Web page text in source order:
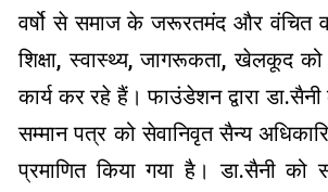
वर्षो से समाज के जरूरतमंद और वंचित
शिक्षा, स्वास्थ्य, जागरूकता, खेलकूद
कार्य कर रहे हैं। फाउंडेशन द्वारा
सम्मान पत्र को सेवानिवृत सैन्य
प्रमाणित किया गया है। डा.सैनी